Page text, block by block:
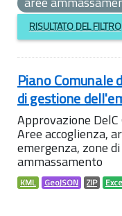
RISULTATO DEL FILTRO
Piano Comunale
di gestione
Approvazione
Aree accoglienza,
emergenza, zone
ammassamento
KML GeoJSON ZIP